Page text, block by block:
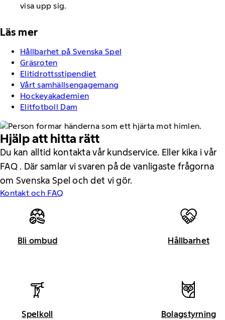
visa upp sig.
Läs mer
Hållbarhet på Svenska Spel
Gräsroten
Elitidrottsstipendiet
Vårt samhällsengagemang
Hockeyakademien
Elitfotboll Dam
Hjälp att hitta rätt
Du kan alltid kontakta vår kundservice. Eller kika i vår
FAQ . Där samlar vi svaren på de vanligaste frågorna
om Svenska Spel och det vi gör.
Kontakt och FAQ
Bli ombud Hållbarhet
Spelkoll Bolagstyrning